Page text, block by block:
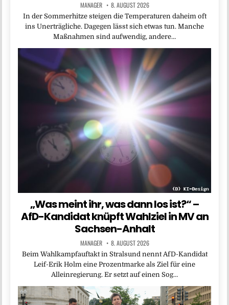
MANAGER 8. AUGUST 2026
In der Sommerhitze steigen die Temperaturen daheim oft
ins Unerträgliche. Dagegen lässt sich etwas tun. Manche
Maßnahmen sind aufwendig, andere…
„Was meint ihr, was dann los ist?“ –
AfD-Kandidat knüpft Wahlziel in MV an
Sachsen-Anhalt
MANAGER 8. AUGUST 2026
Beim Wahlkampfauftakt in Stralsund nennt AfD-Kandidat
Leif-Erik Holm eine Prozentmarke als Ziel für eine
Alleinregierung. Er setzt auf einen Sog…